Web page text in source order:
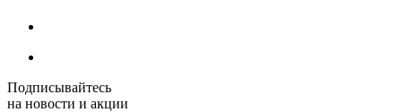
Подписывайтесь
на новости и акции